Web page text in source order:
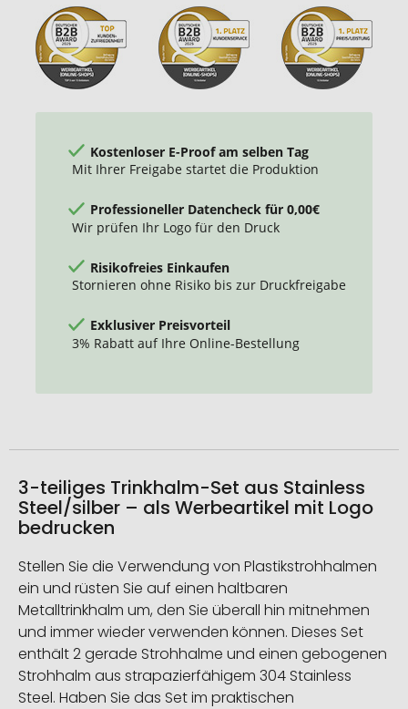
Kostenloser E-Proof am selben Tag
Mit Ihrer Freigabe startet die Produktion
Professioneller Datencheck für 0,00€
Wir prüfen Ihr Logo für den Druck
Risikofreies Einkaufen
Stornieren ohne Risiko bis zur Druckfreigabe
Exklusiver Preisvorteil
3% Rabatt auf Ihre Online-Bestellung
3-teiliges Trinkhalm-Set aus Stainless
Steel/silber – als Werbeartikel mit Logo
bedrucken
Stellen Sie die Verwendung von Plastikstrohhalmen
ein und rüsten Sie auf einen haltbaren
Metalltrinkhalm um, den Sie überall hin mitnehmen
und immer wieder verwenden können. Dieses Set
enthält 2 gerade Strohhalme und einen gebogenen
Strohhalm aus strapazierfähigem 304 Stainless
Steel. Haben Sie das Set im praktischen